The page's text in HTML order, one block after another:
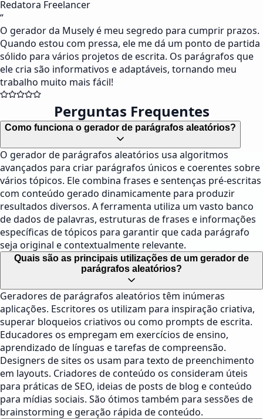
Redatora Freelancer
“
O gerador da Musely é meu segredo para cumprir prazos.
Quando estou com pressa, ele me dá um ponto de partida
sólido para vários projetos de escrita. Os parágrafos que
ele cria são informativos e adaptáveis, tornando meu
trabalho muito mais fácil!
Perguntas Frequentes
Como funciona o gerador de parágrafos aleatórios?
O gerador de parágrafos aleatórios usa algoritmos
avançados para criar parágrafos únicos e coerentes sobre
vários tópicos. Ele combina frases e sentenças pré-escritas
com conteúdo gerado dinamicamente para produzir
resultados diversos. A ferramenta utiliza um vasto banco
de dados de palavras, estruturas de frases e informações
específicas de tópicos para garantir que cada parágrafo
seja original e contextualmente relevante.
Quais são as principais utilizações de um gerador de
parágrafos aleatórios?
Geradores de parágrafos aleatórios têm inúmeras
aplicações. Escritores os utilizam para inspiração criativa,
superar bloqueios criativos ou como prompts de escrita.
Educadores os empregam em exercícios de ensino,
aprendizado de línguas e tarefas de compreensão.
Designers de sites os usam para texto de preenchimento
em layouts. Criadores de conteúdo os consideram úteis
para práticas de SEO, ideias de posts de blog e conteúdo
para mídias sociais. São ótimos também para sessões de
brainstorming e geração rápida de conteúdo.